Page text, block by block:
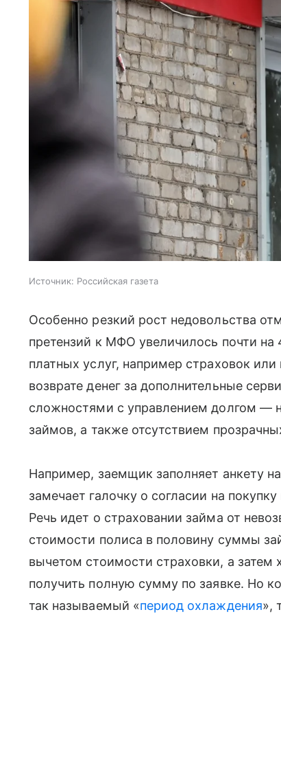
Источник: Российская газета
Особенно резкий рост недовольства
претензий к МФО увеличилось почти на
платных услуг, например страховок
возврате денег за дополнительные
сложностями с управлением долгом —
займов, а также отсутствием
Например, заемщик заполняет анкету
замечает галочку о согласии на
Речь идет о страховании займа от
стоимости полиса в половину суммы
вычетом стоимости страховки, а затем
получить полную сумму по заявке. Но
так называемый «период охлаждения»,